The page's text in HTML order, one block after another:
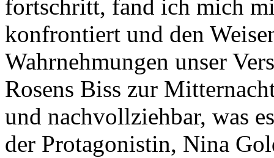
fortschritt, fand ich mich
konfrontiert und den
Wahrnehmungen unser
Rosens Biss zur
und nachvollziehbar, was
der Protagonistin, Nina